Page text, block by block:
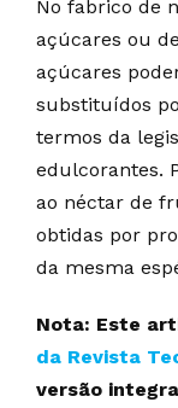
No fabrico de
açúcares ou
açúcares
substituídos
termos da
edulcorantes.
ao néctar de
obtidas por
da mesma
Nota: Este
da Revista
versão